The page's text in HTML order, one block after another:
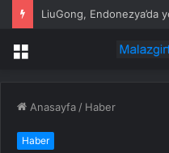
LiuGong, Endonezya’da
Menü
Anasayfa / Haber
Haber